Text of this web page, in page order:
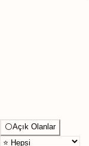
⚪Açık Olanlar